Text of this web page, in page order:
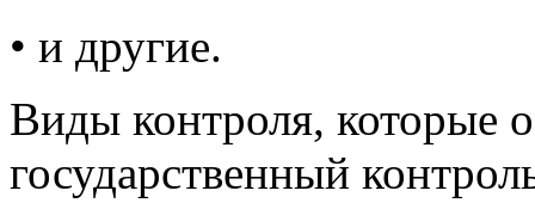
• и другие.
Виды контроля, которые
государственный